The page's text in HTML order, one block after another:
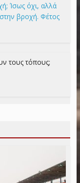
Ίσως όχι, αλλά
βροχή. Φέτος
τους τόπους;